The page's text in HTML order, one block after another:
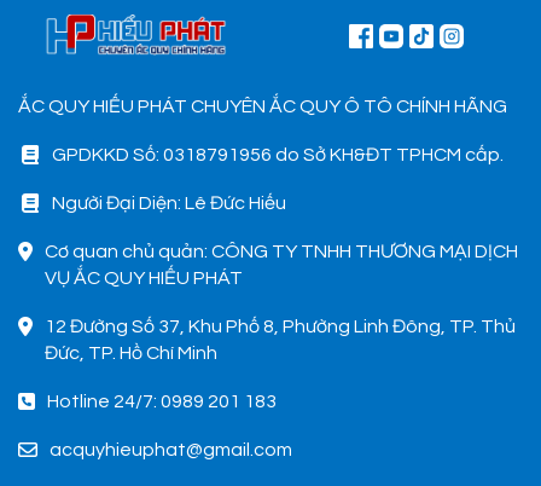
ẮC QUY HIẾU PHÁT CHUYÊN ẮC QUY Ô TÔ CHÍNH HÃNG
GPDKKD Số: 0318791956 do Sở KH&ĐT TPHCM cấp.
Người Đại Diện: Lê Đức Hiếu
Cơ quan chủ quản: CÔNG TY TNHH THƯƠNG MẠI DỊCH
VỤ ẮC QUY HIẾU PHÁT
12 Đường Số 37, Khu Phố 8, Phường Linh Đông, TP. Thủ
Đức, TP. Hồ Chí Minh
Hotline 24/7: 0989 201 183
acquyhieuphat@gmail.com